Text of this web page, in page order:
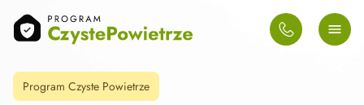
Program Czyste Powietrze